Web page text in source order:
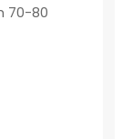
70-80